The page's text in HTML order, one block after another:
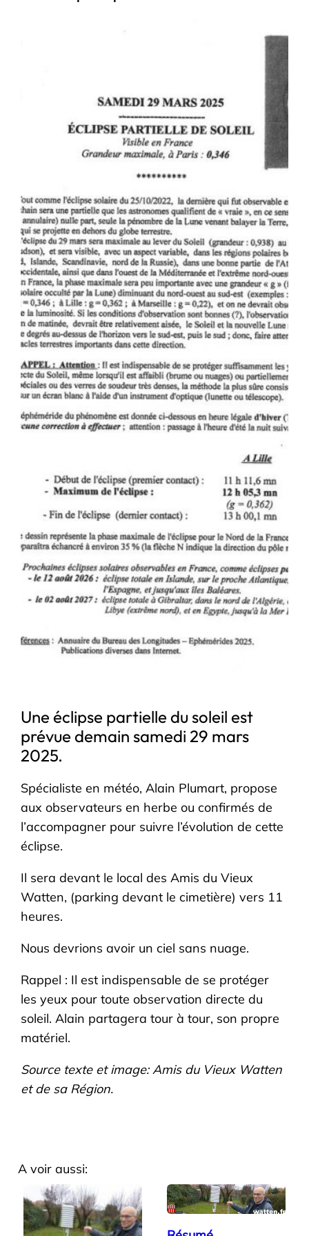
Une éclipse partielle du soleil est
prévue demain samedi 29 mars
2025.
Spécialiste en météo, Alain Plumart, propose
aux observateurs en herbe ou confirmés de
l’accompagner pour suivre l’évolution de cette
éclipse.
Il sera devant le local des Amis du Vieux
Watten, (parking devant le cimetière) vers 11
heures.
Nous devrions avoir un ciel sans nuage.
Rappel : Il est indispensable de se protéger
les yeux pour toute observation directe du
soleil. Alain partagera tour à tour, son propre
matériel.
Source texte et image: Amis du Vieux Watten
et de sa Région.
A voir aussi: